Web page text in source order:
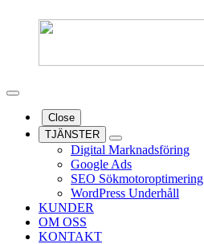
Close
TJÄNSTER
Digital Marknadsföring
Google Ads
SEO Sökmotoroptimering
WordPress Underhåll
KUNDER
OM OSS
KONTAKT